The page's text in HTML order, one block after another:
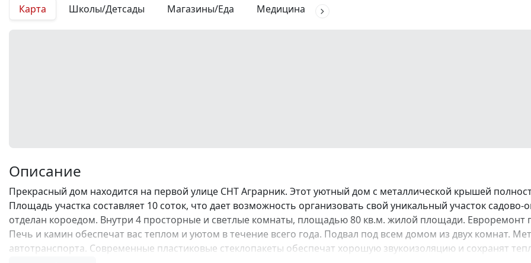
Карта Школы/Детсады Магазины/Еда Медицина
Описание
Прекрасный дом находится на первой улице СНТ Аграрник. Этот уютный дом с металлической крышей
Площадь участка составляет 10 соток, что дает возможность организовать свой уникальный участок
отделан короедом. Внутри 4 просторные и светлые комнаты, площадью 80 кв.м. жилой площади. Евроремонт
Печь и камин обеспечат вас теплом и уютом в течение всего года. Подвал под всем домом из двух комнат.
автотранспорта. Современные пластиковые стеклопакеты обеспечат хорошую звукоизоляцию и сохранят